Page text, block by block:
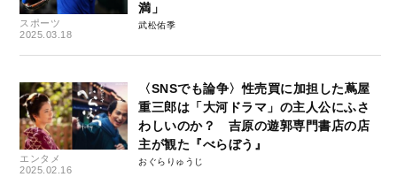
スポーツ
2025.03.18
満」
武松佑季
エンタメ
2025.02.16
〈SNSでも論争〉性売買に加担した蔦屋
重三郎は「大河ドラマ」の主人公にふさ
わしいのか？ 吉原の遊郭専門書店の店
主が観た『べらぼう』
おぐらりゅうじ